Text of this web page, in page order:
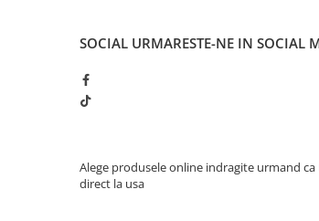
SOCIAL URMARESTE-NE IN SOCIAL
Alege produsele online indragite urmand ca
direct la usa